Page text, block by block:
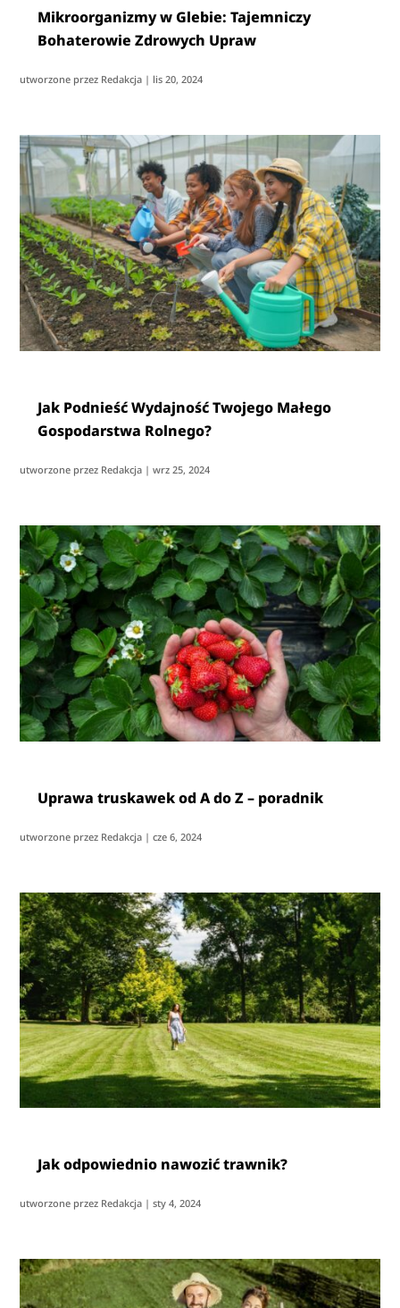
Mikroorganizmy w Glebie: Tajemniczy
Bohaterowie Zdrowych Upraw
utworzone przez Redakcja | lis 20, 2024
Jak Podnieść Wydajność Twojego Małego
Gospodarstwa Rolnego?
utworzone przez Redakcja |wrz 25, 2024
Uprawa truskawek od A do Z – poradnik
utworzone przez Redakcja |cze 6, 2024
Jak odpowiednio nawozić trawnik?
utworzone przez Redakcja |sty 4, 2024